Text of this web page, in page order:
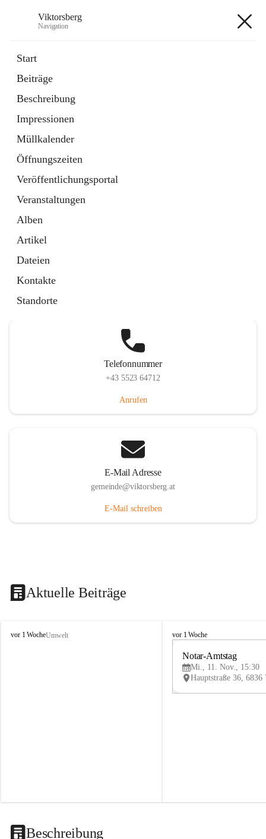
Viktorsberg
Navigation
Start
Beiträge
Beschreibung
Impressionen
Müllkalender
Öffnungszeiten
Veröffentlichungsportal
Veranstaltungen
Alben
Artikel
Dateien
Kontakte
Standorte
1 Schnellzugriff
Bürgerservice
10 Schnellzugriffe
Telefonnummer
+43 5523 64712
Anrufen
E-Mail Adresse
gemeinde@viktorsberg.at
E-Mail schreiben
Aktuelle Beiträge
V
vor 1 WocheUmwelt
V
vor 1 Woche
Notar-Amtstag
Mi., 11. Nov., 15:30
Beschreibung